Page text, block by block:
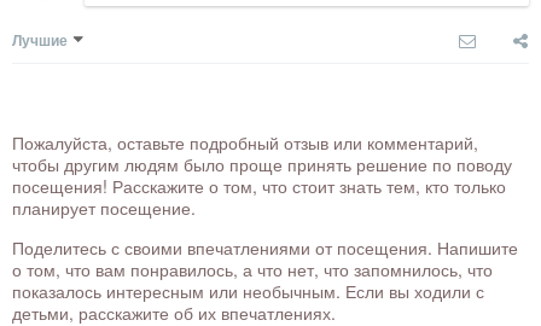
Лучшие
Пожалуйста, оставьте подробный отзыв или комментарий,
чтобы другим людям было проще принять решение по поводу
посещения! Расскажите о том, что стоит знать тем, кто только
планирует посещение.
Поделитесь с своими впечатлениями от посещения. Напишите
о том, что вам понравилось, а что нет, что запомнилось, что
показалось интересным или необычным. Если вы ходили с
детьми, расскажите об их впечатлениях.